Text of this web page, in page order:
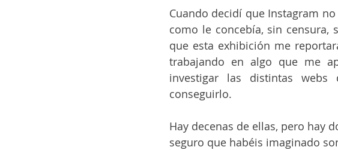
Cuando decidí que Instagram
como le concebía, sin
que esta exhibición me
trabajando en algo que me
investigar las distintas webs
conseguirlo.
Hay decenas de ellas, pero hay
seguro que habéis imaginado